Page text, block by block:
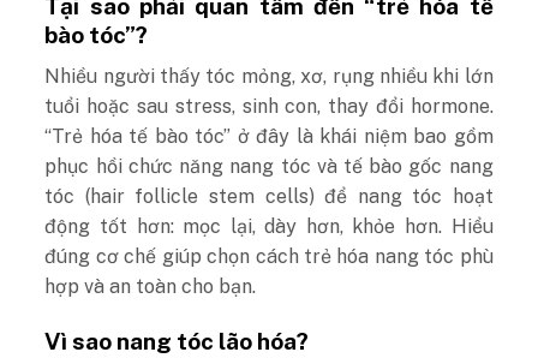
Tại sao phải quan tâm đến “trẻ hóa tế
bào tóc”?
Nhiều người thấy tóc mỏng, xơ, rụng nhiều khi lớn
tuổi hoặc sau stress, sinh con, thay đổi hormone.
“Trẻ hóa tế bào tóc” ở đây là khái niệm bao gồm
phục hồi chức năng nang tóc và tế bào gốc nang
tóc (hair follicle stem cells) để nang tóc hoạt
động tốt hơn: mọc lại, dày hơn, khỏe hơn. Hiểu
đúng cơ chế giúp chọn cách trẻ hóa nang tóc phù
hợp và an toàn cho bạn.
Vì sao nang tóc lão hóa?